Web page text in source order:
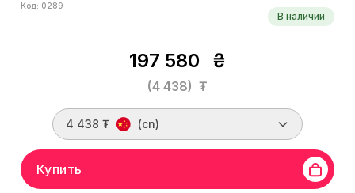
Код: 0289
В наличии
197 580 ₴
(4 438) ₮
4 438 ₮ (cn)
Купить